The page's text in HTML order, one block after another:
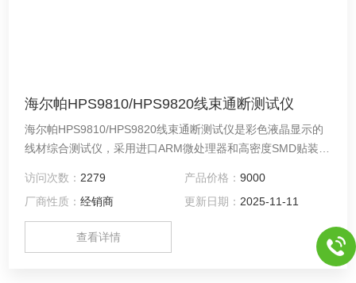
海尔帕HPS9810/HPS9820线束通断测试仪
海尔帕HPS9810/HPS9820线束通断测试仪是彩色液晶显示的
线材综合测试仪，采用进口ARM微处理器和高密度SMD贴装工
于端子线、USB、电脑周边线、线束和排线、汽车线束等各种
线缆产品在制造过程中的电气品质及连接可靠性检验的场合。
丰富的接口设计，仪器还提供RS232、PLC等接口，便于用户
运用于自动化检测和自动化产线。
访问次数： 2279 产品价格： 9000
厂商性质：经销商 更新日期： 2025-11-11
查看详情